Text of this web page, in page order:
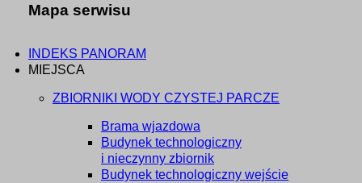
Mapa serwisu
INDEKS PANORAM
MIEJSCA
ZBIORNIKI WODY CZYSTEJ PARCZE
Brama wjazdowa
Budynek technologiczny
i nieczynny zbiornik
Budynek technologiczny wejście